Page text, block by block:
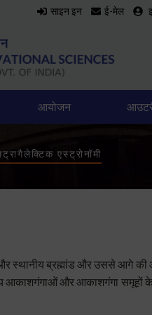
साइन इन ई-मेल
आयोजन
एस्ट्रोनॉमी
और स्थानीय ब्रह्मांड और उससे आगे
और आकाशगंगा समूहों के